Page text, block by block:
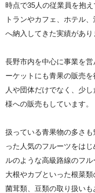
時点で35人の従業員を抱
トランやカフェ、ホテル
へ納入してきた実績があり
長野市内を中心に事業を
ーケットにも青果の販売
人や団体だけでなく、少
様への販売もしています。
扱っている青果物の多さ
った人気のフルーツをは
ルのような高級路線のフ
大根やカブといった根菜
菌茸類、豆類の取り扱いも